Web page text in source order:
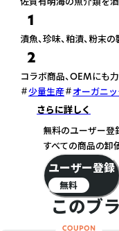
1
漬魚、珍味、粕漬、粉末
2
コラボ商品、OEMにも
少量生産
オーガニ
さらに詳しく
このブ
無料のユーザー登
すべての商品の卸
ユーザー登録
無料